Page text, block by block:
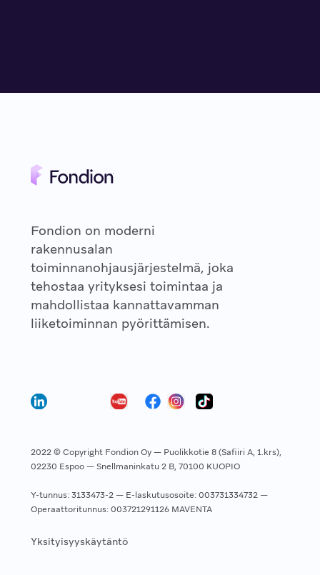
Fondion on moderni
rakennusalan
toiminnanohjausjärjestelmä, joka
tehostaa yrityksesi toimintaa ja
mahdollistaa kannattavamman
liiketoiminnan pyörittämisen.
2022 © Copyright Fondion Oy — Puolikkotie 8 (Safiiri A, 1.krs),
02230 Espoo — Snellmaninkatu 2 B, 70100 KUOPIO
Y-tunnus: 3133473-2 — E-laskutusosoite: 003731334732 —
Operaattoritunnus: 003721291126 MAVENTA
Yksityisyyskäytäntö